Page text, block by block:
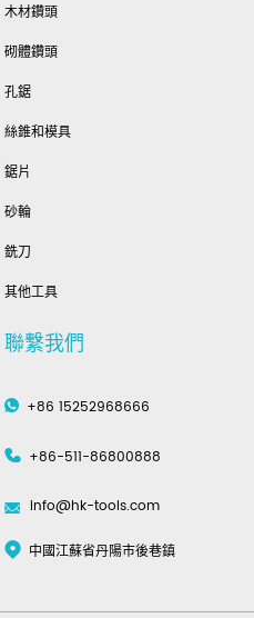
木材鑽頭
砌體鑽頭
孔鋸
絲錐和模具
鋸片
砂輪
銑刀
其他工具
聯繫我們
+86 15252968666
+86-511-86800888
info@hk-tools.com
中國江蘇省丹陽市後巷鎮